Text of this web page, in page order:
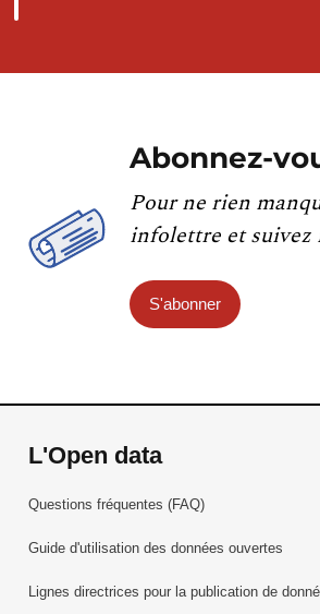
Abonnez-
Pour ne rien
infolettre et suivez
S'abonner
L'Open data
Questions fréquentes (FAQ)
Guide d'utilisation des données ouvertes
Lignes directrices pour la publication de